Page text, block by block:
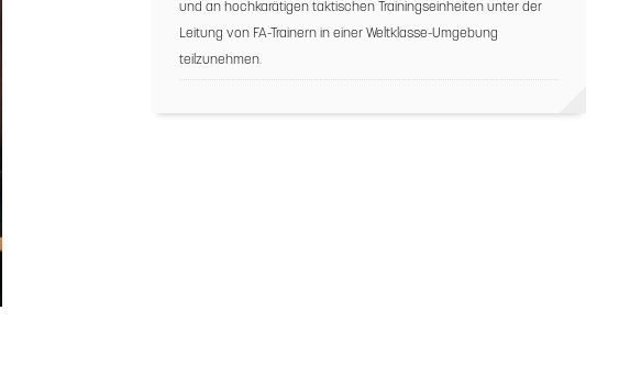
und an hochkarätigen taktischen Trainingseinheiten unter der
Leitung von FA-Trainern in einer Weltklasse-Umgebung
teilzunehmen.